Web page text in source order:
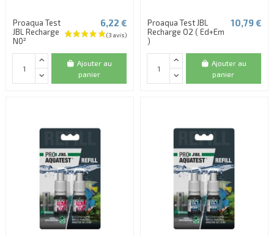
Proaqua Test
JBL Recharge
N0²
6,22 €
Ajouter au
panier
Proaqua Test JBL
Recharge O2 ( Ed+Em
)
10,79 €
Ajouter au
panier